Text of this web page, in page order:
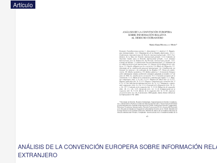
Artículo
ANÁLISIS DE LA CONVENCIÓN EUROPERA SOBRE INFORMACIÓN
EXTRANJERO